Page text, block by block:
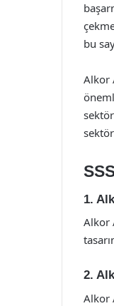
bu
Alkor
1.
Alkor
2.
Alkor